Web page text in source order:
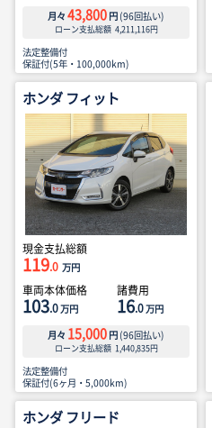
月々 43,800 円 (96回払い)
ローン支払総額 4,211,116円
法定整備付
保証付(5年・100,000km)
ホンダ フィット
現金支払総額
119.0 万円
車両本体価格
103.0万円
諸費用
16.0万円
月々 15,000 円 (96回払い)
ローン支払総額 1,440,835円
法定整備付
保証付(6ヶ月・5,000km)
ホンダ フリード